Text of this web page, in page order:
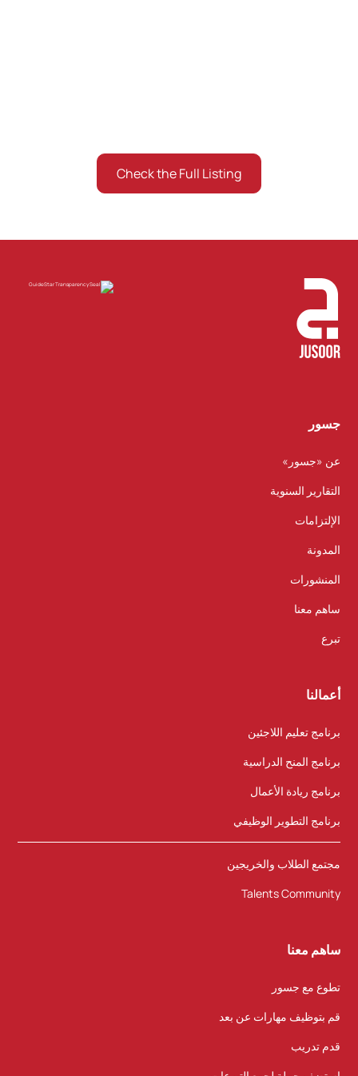
Check the Full Listing
جسور
عن «جسور»
التقارير السنوية
الإلتزامات
المدونة
المنشورات
ساهم معنا
تبرع
أعمالنا
برنامج تعليم اللاجئين
برنامج المنح الدراسية
برنامج ريادة الأعمال
برنامج التطوير الوظيفي
مجتمع الطلاب والخريجين
Talents Community
ساهم معنا
تطوع مع جسور
قم بتوظيف مهارات عن بعد
قدم تدريب